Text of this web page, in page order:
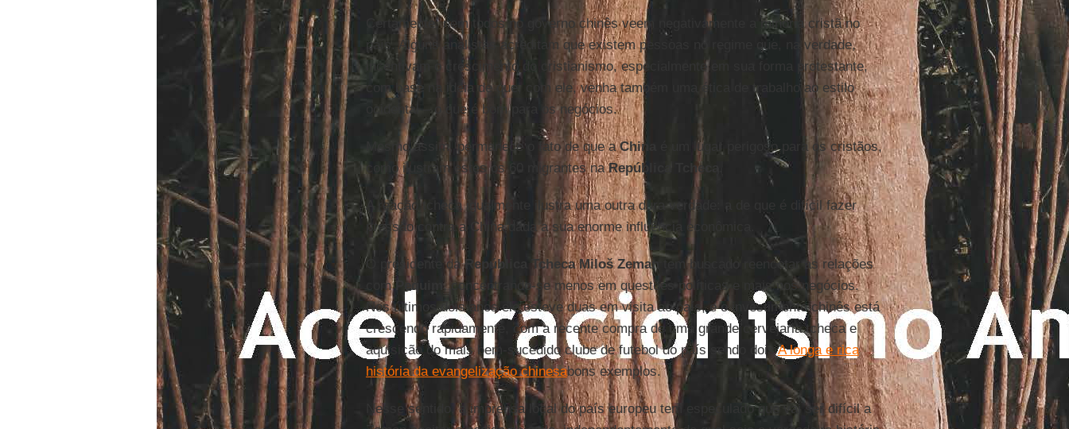
Certamente, nem todos no governo chinês veem negativamente a minoria cristã no
país. Alguns analistas acreditam que existem pessoas no regime que, na verdade,
incentivam o crescimento do cristianismo, especialmente em sua forma protestante,
com base na ideia de que, com ele, venha também uma ética de trabalho ao estilo
ocidental – o que é bom para os negócios.
Mesmo assim, permanece o fato de que aChina
é um lugar perigoso para os cristãos,
como ilustram estes os 60 migrantes naRepública Tcheca
A reação tcheca igualmente ilustra uma outra dura verdade: a de que é difícil fazer
pressão contra a China dada a sua enorme influência econômica.
O presidente daRepública Tcheca Miloš Zeman
tem buscado reencetar as relações
comPequim , concentrando-se menos em questões políticas e mais nos negócios.
Nos últimos dois anos ele esteve duas em visita ao país, e o investimento chinês está
crescendo rapidamente, com a recente compra de uma grande cervejaria tcheca e
aquisição do mais bem-sucedido clube de futebol do país sendo doisA longa e rica
história da evangelização chinesabons exemplos.
Nesse sentido, a imprensa local do país europeu tem especulado que vai ser difícil a